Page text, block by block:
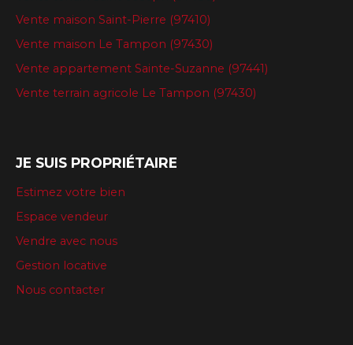
Vente maison Saint-Pierre (97410)
Vente maison Le Tampon (97430)
Vente appartement Sainte-Suzanne (97441)
Vente terrain agricole Le Tampon (97430)
JE SUIS PROPRIÉTAIRE
Estimez votre bien
Espace vendeur
Vendre avec nous
Gestion locative
Nous contacter